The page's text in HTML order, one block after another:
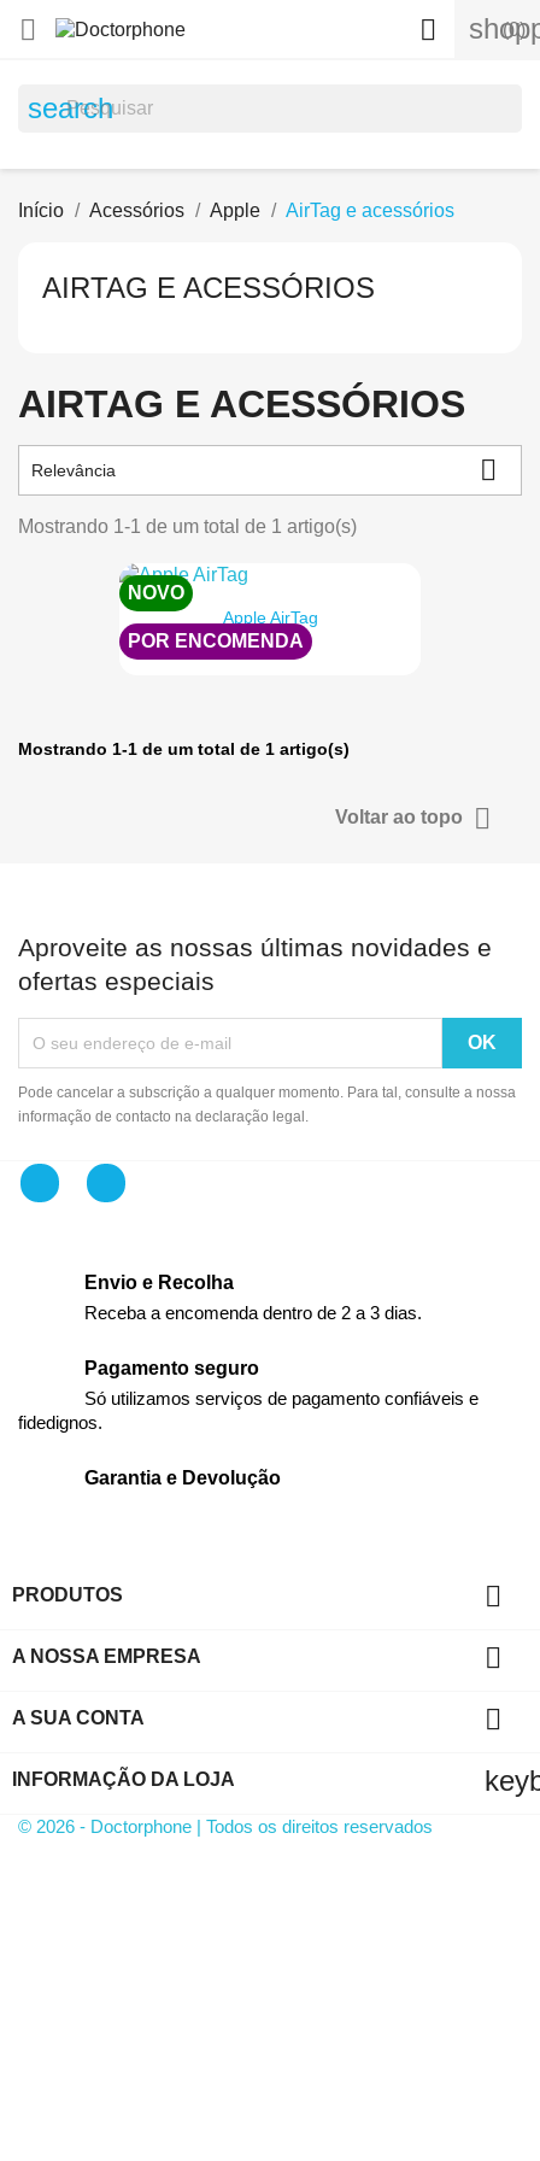
 (0)

search
Início Acessórios Apple AirTag e acessórios
AIRTAG E ACESSÓRIOS
AIRTAG E ACESSÓRIOS
Relevância 
Mostrando 1-1 de um total de 1 artigo(s)
Apple AirTag
119,00 €
NOVO
POR ENCOMENDA
Mostrando 1-1 de um total de 1 artigo(s)
Voltar ao topo 
Aproveite as nossas últimas novidades e
ofertas especiais
Pode cancelar a subscrição a qualquer momento. Para tal, consulte a nossa
informação de contacto na declaração legal.
FacebookInstagram
Envio e Recolha
Receba a encomenda dentro de 2 a 3 dias.
Pagamento seguro
Só utilizamos serviços de pagamento confiáveis e
fidedignos.
Garantia e Devolução
PRODUTOS 
A NOSSA EMPRESA 
A SUA CONTA 
INFORMAÇÃO DA LOJA
© 2026 - Doctorphone | Todos os direitos reservados